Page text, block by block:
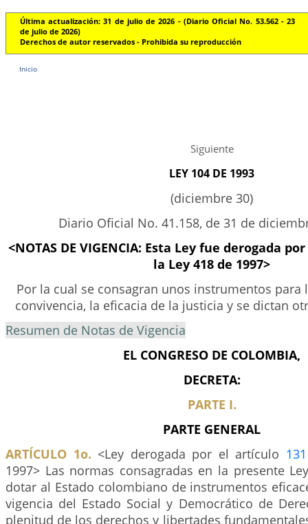
Última actualización: 31 de julio de 2026 - (Diario Oficial No. 53.562 - 23
de julio de 2026)
Derechos de autor reservados - Prohibida su reproducción
Inicio
Siguiente
LEY 104 DE 1993
(diciembre 30)
Diario Oficial No. 41.158, de 31 de
<NOTAS DE VIGENCIA: Esta Ley fue derogada
la Ley 418 de 1997>
Por la cual se consagran unos instrumentos para
convivencia, la eficacia de la justicia y se dictan
Resumen de Notas de Vigencia
EL CONGRESO DE COLOMBIA,
DECRETA:
PARTE I.
PARTE GENERAL
ARTÍCULO 1o. <Ley derogada por el artículo 131
1997> Las normas consagradas en la presente
dotar al Estado colombiano de instrumentos
vigencia del Estado Social y Democrático de
plenitud de los derechos y libertades